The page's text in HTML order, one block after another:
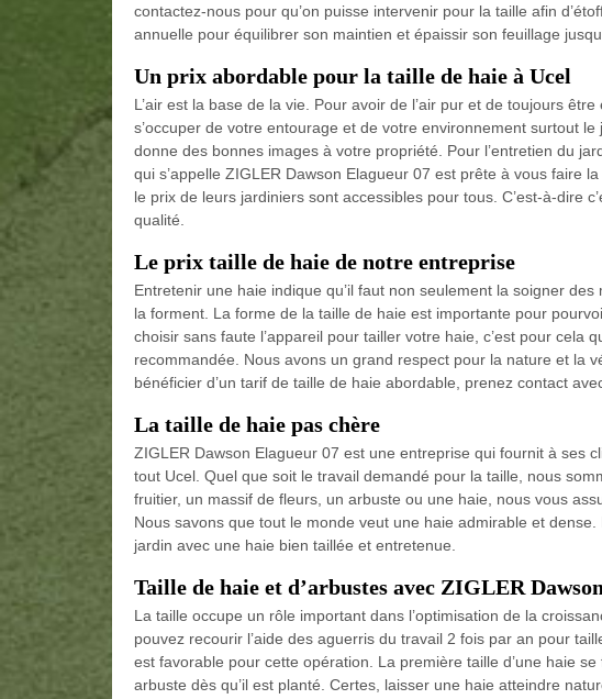
contactez-nous pour qu’on puisse intervenir pour la taille afin
annuelle pour équilibrer son maintien et épaissir son feuillage
Un prix abordable pour la taille de haie à Ucel
L’air est la base de la vie. Pour avoir de l’air pur et de toujours
s’occuper de votre entourage et de votre environnement surtout le
donne des bonnes images à votre propriété. Pour l’entretien du
qui s’appelle ZIGLER Dawson Elagueur 07 est prête à vous faire
le prix de leurs jardiniers sont accessibles pour tous. C’est-à-dire
qualité.
Le prix taille de haie de notre entreprise
Entretenir une haie indique qu’il faut non seulement la soigner
la forment. La forme de la taille de haie est importante pour
choisir sans faute l’appareil pour tailler votre haie, c’est pour cela
recommandée. Nous avons un grand respect pour la nature et la
bénéficier d’un tarif de taille de haie abordable, prenez contact
La taille de haie pas chère
ZIGLER Dawson Elagueur 07 est une entreprise qui fournit à ses
tout Ucel. Quel que soit le travail demandé pour la taille, nous
fruitier, un massif de fleurs, un arbuste ou une haie, nous vous
Nous savons que tout le monde veut une haie admirable et
jardin avec une haie bien taillée et entretenue.
Taille de haie et d’arbustes avec ZIGLER
La taille occupe un rôle important dans l’optimisation de la
pouvez recourir l’aide des aguerris du travail 2 fois par an pour
est favorable pour cette opération. La première taille d’une haie
arbuste dès qu’il est planté. Certes, laisser une haie atteindre